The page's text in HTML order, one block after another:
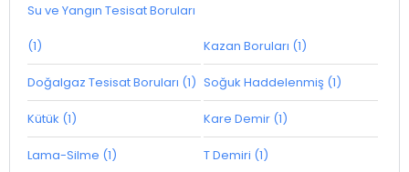
Su ve Yangın Tesisat Boruları
(1) Kazan Boruları (1)
Doğalgaz Tesisat Boruları (1) Soğuk Haddelenmiş (1)
Kütük (1) Kare Demir (1)
Lama-Silme (1) T Demiri (1)